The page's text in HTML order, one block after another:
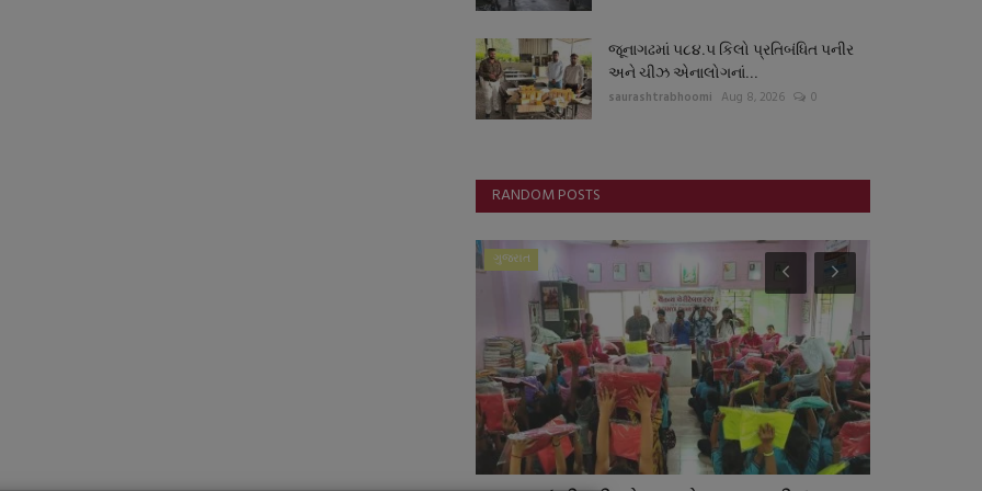
જૂનાગઢમાં ૫૮૪.૫ કિલો પ્રતિબંધિત પનીર
અને ચીઝ એનાલોગનાં...
saurashtrabhoomi Aug 8, 2026 0
RANDOM POSTS
ગુજરાત